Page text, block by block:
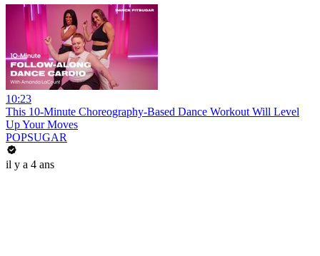
10:23
This 10-Minute Choreography-Based Dance Workout Will Level
Up Your Moves
POPSUGAR
il y a 4 ans